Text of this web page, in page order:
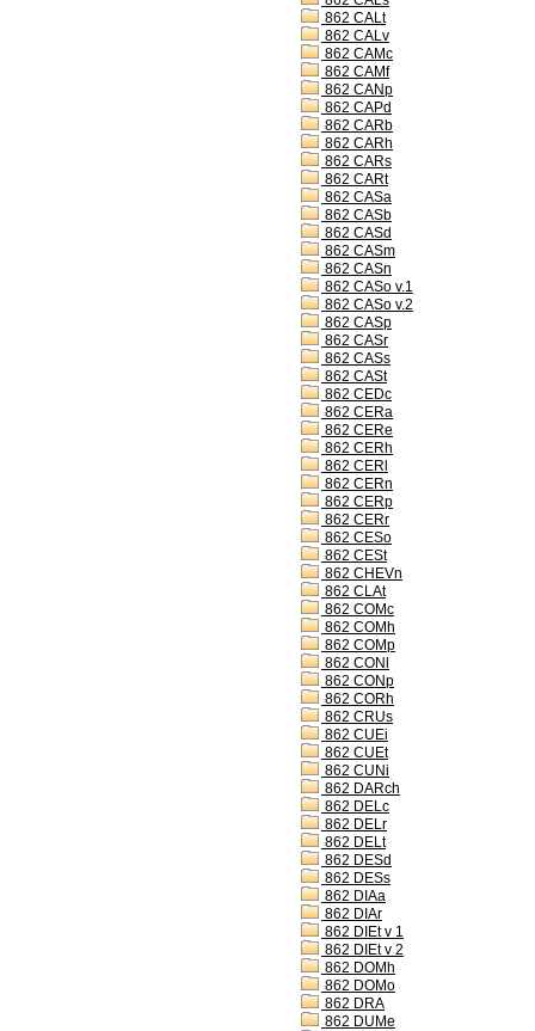
862 CALt
862 CALv
862 CAMc
862 CAMf
862 CANp
862 CAPd
862 CARb
862 CARh
862 CARs
862 CARt
862 CASa
862 CASb
862 CASd
862 CASm
862 CASn
862 CASo v.1
862 CASo v.2
862 CASp
862 CASr
862 CASs
862 CASt
862 CEDc
862 CERa
862 CERe
862 CERh
862 CERl
862 CERn
862 CERp
862 CERr
862 CESo
862 CESt
862 CHEVn
862 CLAt
862 COMc
862 COMh
862 COMp
862 CONl
862 CONp
862 CORh
862 CRUs
862 CUEi
862 CUEt
862 CUNi
862 DARch
862 DELc
862 DELr
862 DELt
862 DESd
862 DESs
862 DIAa
862 DIAr
862 DIEt v 1
862 DIEt v 2
862 DOMh
862 DOMo
862 DRA
862 DUMe